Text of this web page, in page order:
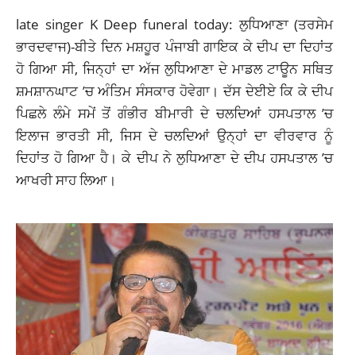
late singer K Deep funeral today: ਲੁਧਿਆਣਾ (ਤਰਸੇਮ
ਭਾਰਦਵਾਜ)-ਬੀਤੇ ਦਿਨ ਮਸ਼ਹੂਰ ਪੰਜਾਬੀ ਗਾਇਕਕੇ ਦੀਪਦਾ ਦਿਹਾਂਤ
ਹੋ ਗਿਆ ਸੀ, ਜਿਨ੍ਹਾਂ ਦਾ ਅੱਜ ਲੁਧਿਆਣਾ ਦੇ ਮਾਡਲ ਟਾਊਨ ਸਥਿਤ
ਸ਼ਮਸ਼ਾਨਘਾਟ ’ਚਅੰਤਿਮ ਸੰਸਕਾਰਹੋਵੇਗਾ। ਦੱਸ ਦੇਈਏ ਕਿ ਕੇ ਦੀਪ
ਪਿਛਲੇ ਲੰਮੇ ਸਮੇਂ ਤੋਂ ਗੰਭੀਰ ਬੀਮਾਰੀ ਦੇ ਚਲਦਿਆਂ ਹਸਪਤਾਲ ’ਚ
ਇਲਾਜ ਭਾਰਤੀ ਸੀ, ਜਿਸ ਦੇ ਚਲਦਿਆਂ ਉਨ੍ਹਾਂ ਦਾ ਵੀਰਵਾਰ ਨੂੰ
ਦਿਹਾਂਤ ਹੋ ਗਿਆ ਹੈ। ਕੇ ਦੀਪ ਨੇ ਲੁਧਿਆਣਾ ਦੇ ਦੀਪ ਹਸਪਤਾਲ ’ਚ
ਆਖਰੀ ਸਾਹ ਲਿਆ।